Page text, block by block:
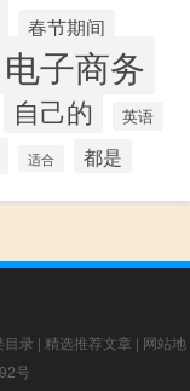
春节期间
电子商务
自己的 英语
适合 都是
目录 | 精选推荐文章 | 网站地
号